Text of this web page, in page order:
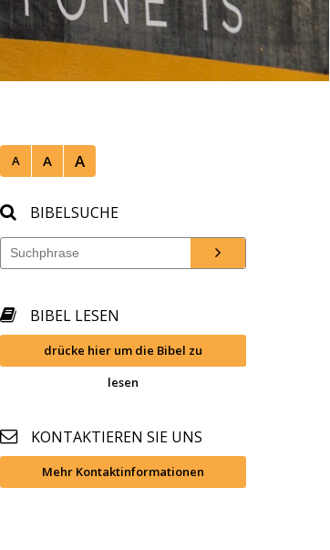
A A A
BIBELSUCHE
BIBEL LESEN
drücke hier um die Bibel zu
lesen
KONTAKTIEREN SIE UNS
Mehr Kontaktinformationen